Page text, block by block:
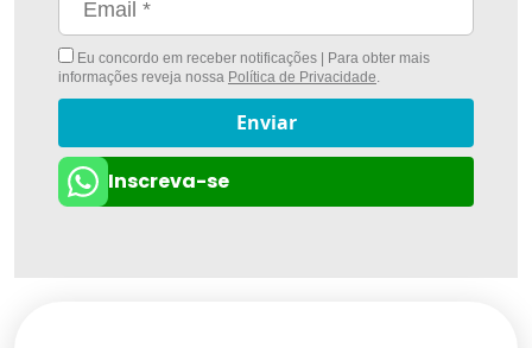
Eu concordo em receber notificações | Para obter mais
informações reveja nossa Política de Privacidade.
Enviar
Inscreva-se